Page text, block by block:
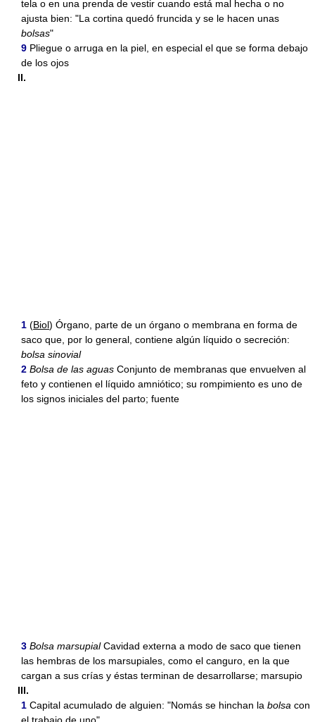
tela o en una prenda de vestir cuando está mal hecha o no
ajusta bien: "La cortina quedó fruncida y se le hacen unas
bolsas"
9 Pliegue o arruga en la piel, en especial el que se forma debajo
de los ojos
II.
1 (Biol) Órgano, parte de un órgano o membrana en forma de
saco que, por lo general, contiene algún líquido o secreción:
bolsa sinovial
2 Bolsa de las aguas Conjunto de membranas que envuelven al
feto y contienen el líquido amniótico; su rompimiento es uno de
los signos iniciales del parto; fuente
3 Bolsa marsupialCavidad externa a modo de saco que tienen
las hembras de los marsupiales, como el canguro, en la que
cargan a sus crías y éstas terminan de desarrollarse; marsupio
III.
1 Capital acumulado de alguien: "Nomás se hinchan la bolsa con